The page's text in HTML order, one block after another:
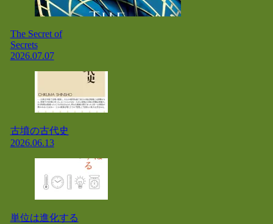
The Secret of
Secrets
2026.07.07
古墳の古代史
2026.06.13
単位は進化する